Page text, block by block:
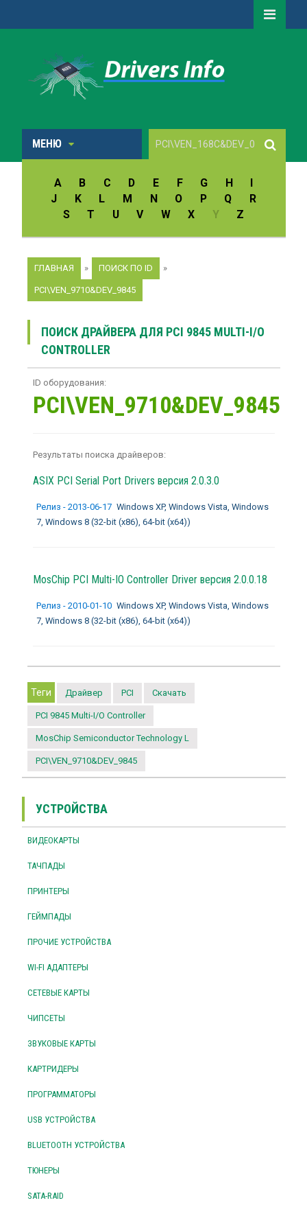
МЕНЮ
A B C D E F G H
I
J
K L M N O P Q
R
S
T U V W X Y Z
ГЛАВНАЯ » ПОИСК ПО ID »
PCI\VEN_9710&DEV_9845
ПОИСК ДРАЙВЕРА ДЛЯ PCI 9845 MULTI-I/O
CONTROLLER
ID оборудования:
PCI\VEN_9710&DEV_9845
Результаты поиска драйверов:
ASIX PCI Serial Port Drivers версия 2.0.3.0
Релиз - 2013-06-17 Windows XP, Windows Vista, Windows
7, Windows 8 (32-bit (x86), 64-bit (x64))
MosChip PCI Multi-IO Controller Driverверсия 2.0.0.18
Релиз - 2010-01-10 Windows XP, Windows Vista, Windows
7, Windows 8 (32-bit (x86), 64-bit (x64))
Теги Драйвер PCI Скачать
PCI 9845 Multi-I/O Controller
MosChip Semiconductor Technology L
PCI\VEN_9710&DEV_9845
УСТРОЙСТВА
ВИДЕОКАРТЫ
ТАЧПАДЫ
ПРИНТЕРЫ
ГЕЙМПАДЫ
ПРОЧИЕ УСТРОЙСТВА
WI-FI АДАПТЕРЫ
СЕТЕВЫЕ КАРТЫ
ЧИПСЕТЫ
ЗВУКОВЫЕ КАРТЫ
КАРТРИДЕРЫ
ПРОГРАММАТОРЫ
USB УСТРОЙСТВА
BLUETOOTH УСТРОЙСТВА
ТЮНЕРЫ
SATA-RAID